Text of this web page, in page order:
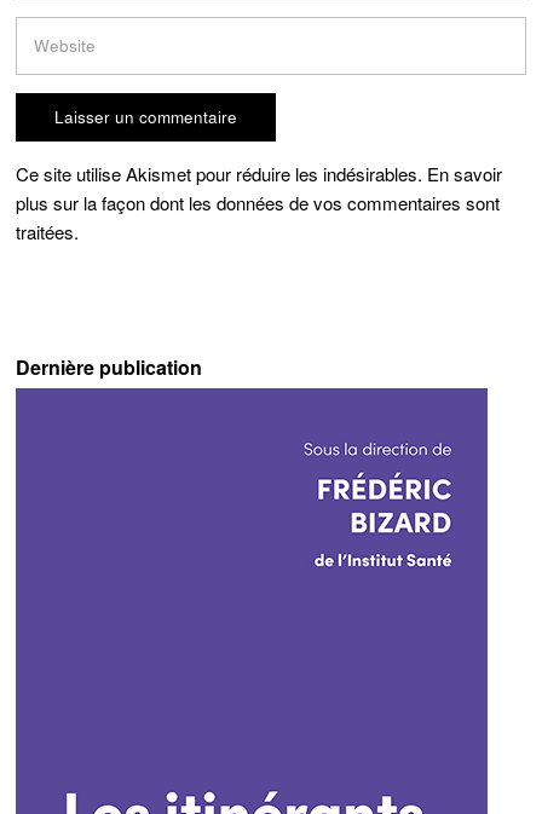
Ce site utilise Akismet pour réduire les indésirables. En savoir
plus sur la façon dont les données de vos commentaires sont
traitées.
Dernière publication